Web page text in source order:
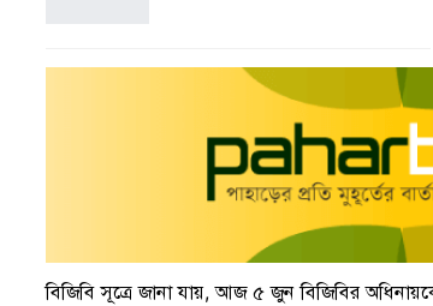
বিজিবি সূত্রে জানা যায়, আজ ৫ জুন বিজিবির